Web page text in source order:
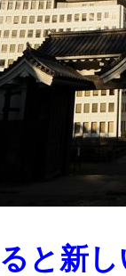
と新